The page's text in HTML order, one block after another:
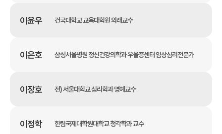
이윤우 건국대학교 교육대학원 외래교수
이은호 삼성서울병원 정신건강의학과 우울증센터 임상심리전문가
이장호 전) 서울대학교 심리학과 명예교수
이정학 한림국제대학원대학교 청각학과 교수